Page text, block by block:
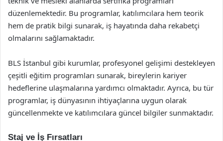
düzenlemektedir. Bu programlar, katılımcılara hem teorik
hem de pratik bilgi sunarak, iş hayatında daha rekabetçi
olmalarını sağlamaktadır.
BLS İstanbul gibi kurumlar, profesyonel gelişimi destekleyen
çeşitli eğitim programları sunarak, bireylerin kariyer
hedeflerine ulaşmalarına yardımcı olmaktadır. Ayrıca, bu tür
programlar, iş dünyasının ihtiyaçlarına uygun olarak
güncellenmekte ve katılımcılara güncel bilgiler sunmaktadır.
Staj ve İş Fırsatları